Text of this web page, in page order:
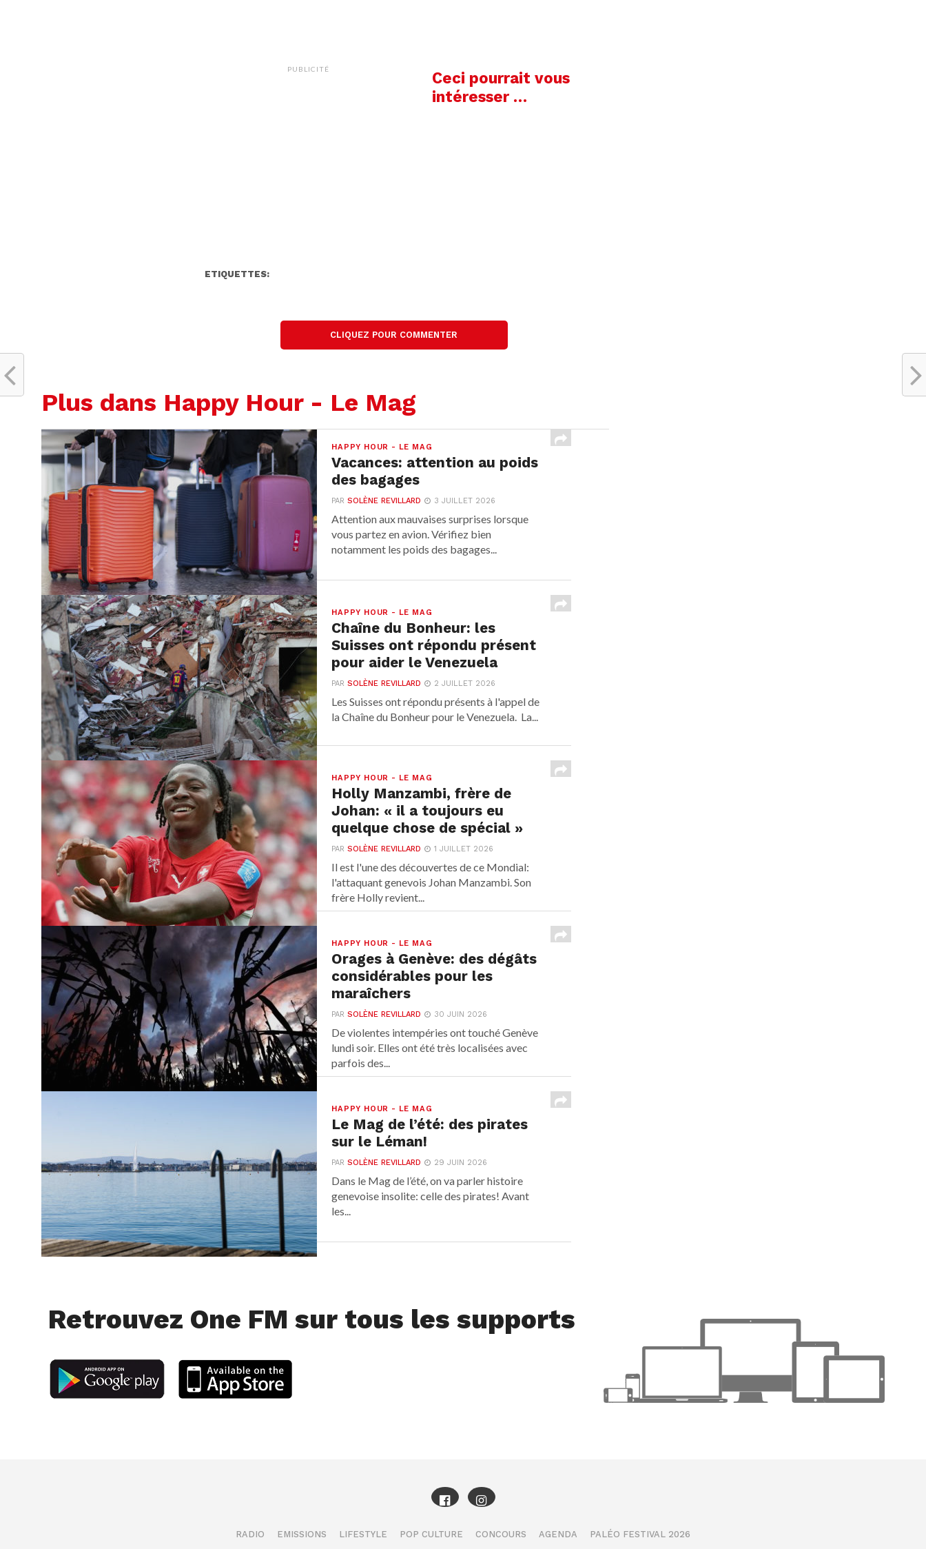
PUBLICITÉ
Ceci pourrait vous
intéresser …
ETIQUETTES:
CLIQUEZ POUR COMMENTER
Plus dans Happy Hour - Le Mag
HAPPY HOUR - LE MAG
Vacances: attention au poids
des bagages
PARSOLÈNE REVILLARD 3 JUILLET 2026
Attention aux mauvaises surprises lorsque
vous partez en avion. Vérifiez bien
notamment les poids des bagages...
HAPPY HOUR - LE MAG
Chaîne du Bonheur: les
Suisses ont répondu présent
pour aider le Venezuela
PARSOLÈNE REVILLARD 2 JUILLET 2026
Les Suisses ont répondu présents à l'appel de
la Chaîne du Bonheur pour le Venezuela. La...
HAPPY HOUR - LE MAG
Holly Manzambi, frère de
Johan: « il a toujours eu
quelque chose de spécial »
PARSOLÈNE REVILLARD 1 JUILLET 2026
Il est l'une des découvertes de ce Mondial:
l'attaquant genevois Johan Manzambi. Son
frère Holly revient...
HAPPY HOUR - LE MAG
Orages à Genève: des dégâts
considérables pour les
maraîchers
PARSOLÈNE REVILLARD 30 JUIN 2026
De violentes intempéries ont touché Genève
lundi soir. Elles ont été très localisées avec
parfois des...
HAPPY HOUR - LE MAG
Le Mag de l’été: des pirates
sur le Léman!
PARSOLÈNE REVILLARD 29 JUIN 2026
Dans le Mag de l’été, on va parler histoire
genevoise insolite: celle des pirates! Avant
les...
Retrouvez One FM sur tous les supports
RADIO EMISSIONS LIFESTYLE POP CULTURE CONCOURS AGENDA PALÉO FESTIVAL 2026